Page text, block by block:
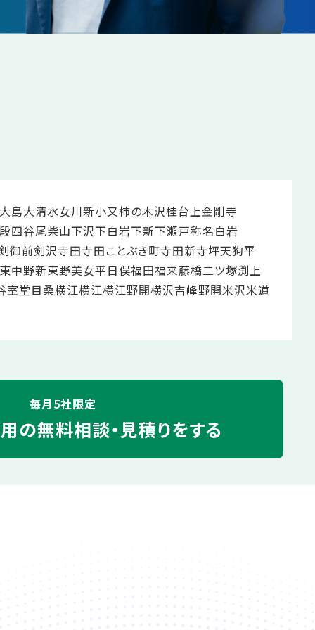
大島大清水女川新小又柿の木沢桂台 上金剛寺
四谷尾柴山下沢下白岩下新下瀬戸称名白岩
御前剣沢寺田寺田ことぶき町寺田新寺坪天狗平
東中野新東野美女平日俣福田福来藤橋二ツ塚渕上
室堂目桑横江横江横江野開横沢吉峰野開米沢米道
毎月5社限定
の無料相談・見積りをする